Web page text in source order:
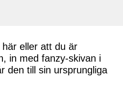
eller att du är
in med fanzy-skivan i
den till sin ursprungliga